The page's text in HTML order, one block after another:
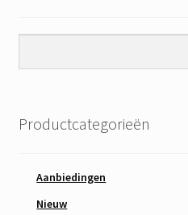
Productcategorieën
Aanbiedingen
Nieuw